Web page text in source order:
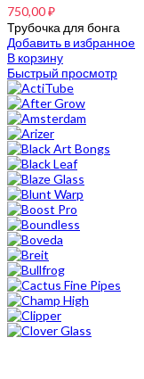
750,00₽
Трубочка для бонга
Добавить в избранное
В корзину
Быстрый просмотр